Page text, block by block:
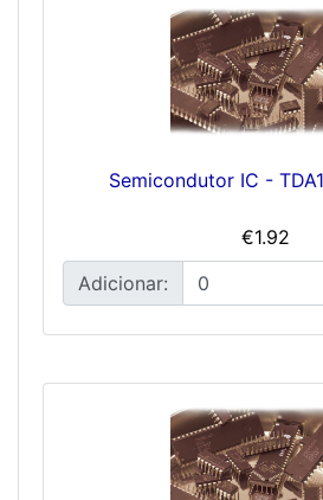
Semicondutor IC -
€1.92
Adicionar: